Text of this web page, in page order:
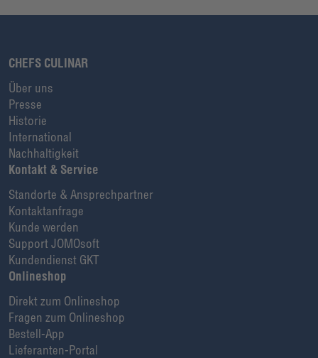
CHEFS CULINAR
Über uns
Presse
Historie
International
Nachhaltigkeit
Kontakt & Service
Standorte & Ansprechpartner
Kontaktanfrage
Kunde werden
Support JOMOsoft
Kundendienst GKT
Onlineshop
Direkt zum Onlineshop
Fragen zum Onlineshop
Bestell-App
Lieferanten-Portal